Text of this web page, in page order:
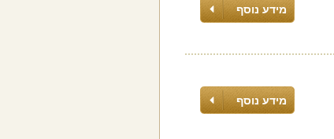
מידע נוסף
מידע נוסף